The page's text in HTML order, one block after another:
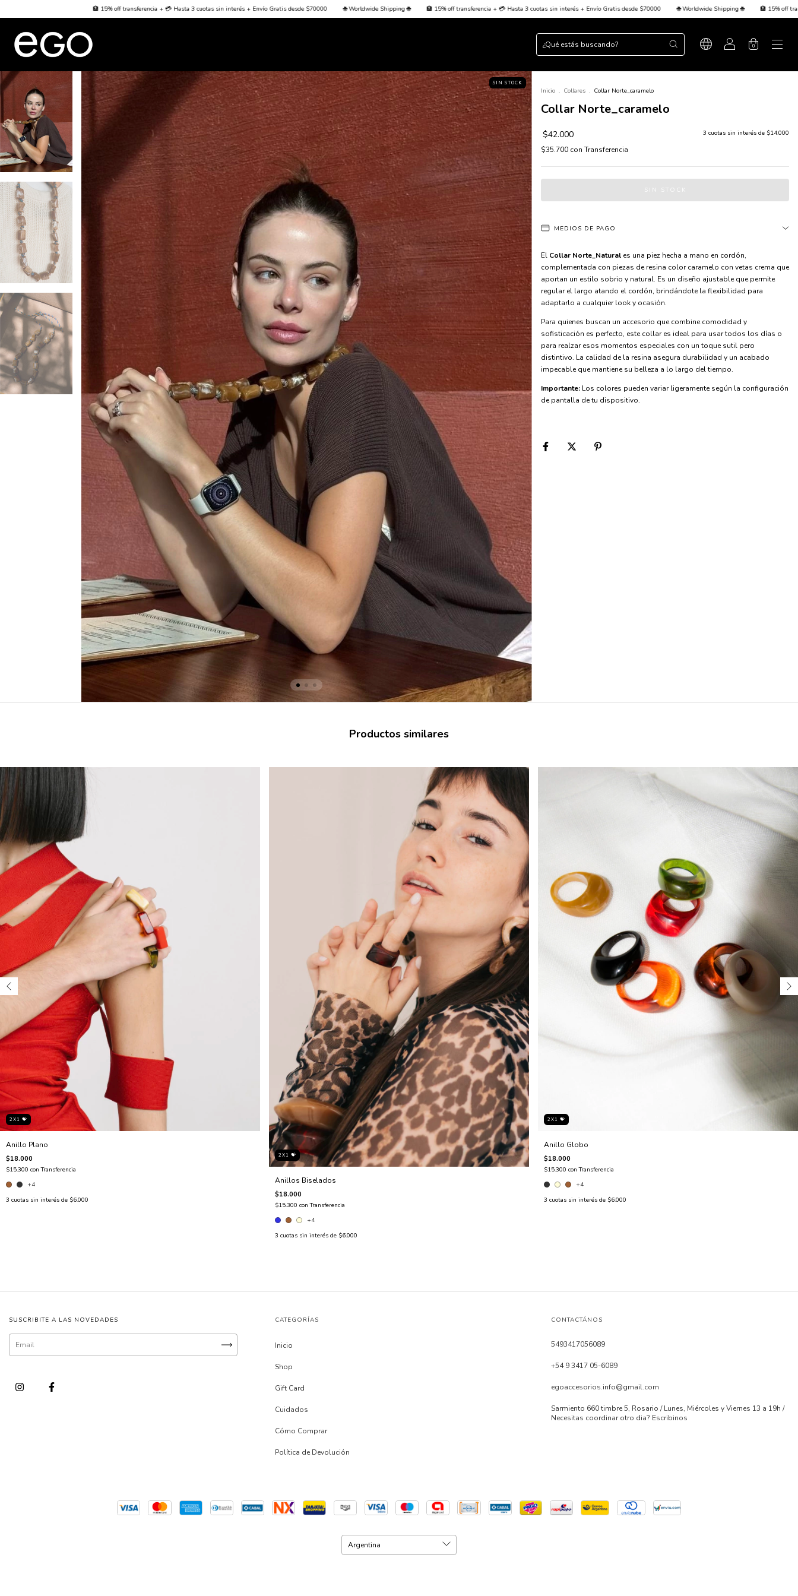
off transferencia + 💳 Hasta 3 cuotas sin interés + Envío Gratis desde $70000 🌐 Worldwide Shipping 🌐 🏦 15% off transferencia + 💳 Hasta 3 cuotas sin interés + Envío Gratis desde $70000 🌐 Worldwide Shipping 🌐 🏦 15% off transferencia + 💳 Hasta 3 cuotas sin
0
SIN STOCK
Inicio . Collares . Collar Norte_caramelo
Collar Norte_caramelo
$42.000 3 cuotas sin interés de $14.000
$35.700 con Transferencia
MEDIOS DE PAGO
El Collar Norte_Natural es una piez hecha a mano en cordón,
complementada con piezas de resina color caramelo con vetas crema que
aportan un estilo sobrio y natural. Es un diseño ajustable que permite
regular el largo atando el cordón, brindándote la flexibilidad para
adaptarlo a cualquier look y ocasión.
Para quienes buscan un accesorio que combine comodidad y
sofisticación es perfecto, este collar es ideal para usar todos los días o
para realzar esos momentos especiales con un toque sutil pero
distintivo. La calidad de la resina asegura durabilidad y un acabado
impecable que mantiene su belleza a lo largo del tiempo.
Importante: Los colores pueden variar ligeramente según la configuración
de pantalla de tu dispositivo.
Productos similares
2X1 💝
Anillo Plano
$18.000
$15.300 con Transferencia
+4
3 cuotas sin interés de $6.000
2X1 💝
Anillos Biselados
$18.000
$15.300 con Transferencia
+4
3 cuotas sin interés de $6.000
2X1 💝
Anillo Globo
$18.000
$15.300 con Transferencia
+4
3 cuotas sin interés de $6.000
SUSCRIBITE A LAS NOVEDADES CATEGORÍAS
Inicio
Shop
Gift Card
Cuidados
Cómo Comprar
Política de Devolución
CONTACTÁNOS
5493417056089
+54 9 3417 05-6089
egoaccesorios.info@gmail.com
Sarmiento 660 timbre 5, Rosario / Lunes, Miércoles y Viernes 13 a 19h /
Necesitas coordinar otro dia? Escribinos